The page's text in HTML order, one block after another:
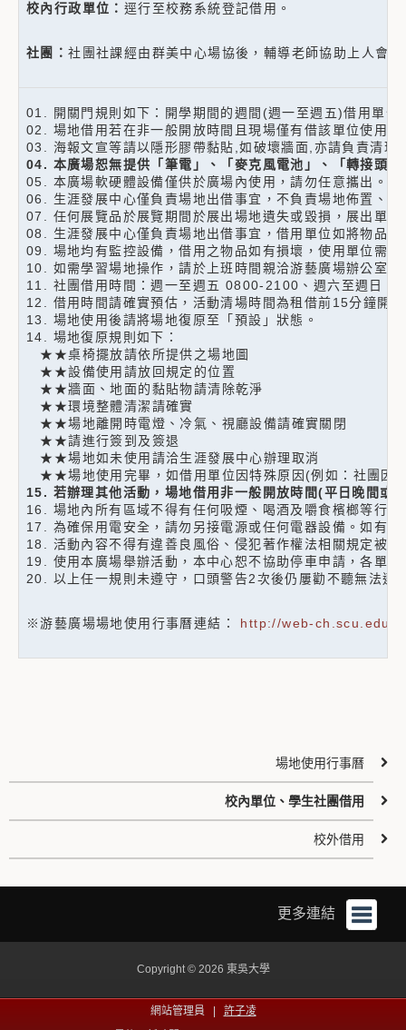
校內行政單位： 逕行至校務系統登記借用。
社團：社團社課經由群美中心場協後，輔導老師協助上人會
01. 開關門規則如下：開學期間的週間(週一至週五)借用單
02. 場地借用若在非一般開放時間且現場僅有借該單位使用
03. 海報文宣等請以隱形膠帶黏貼,如破壞牆面,亦請負責清理
04. 本廣場恕無提供「筆電」、「麥克風電池」、「轉接頭
05. 本廣場軟硬體設備僅供於廣場內使用，請勿任意攜出。
06. 生涯發展中心僅負責場地出借事宜，不負責場地佈置、
07. 任何展覽品於展覽期間於展出場地遺失或毀損，展出單
08. 生涯發展中心僅負責場地出借事宜，借用單位如將物品
09. 場地均有監控設備，借用之物品如有損壞，使用單位需
10. 如需學習場地操作，請於上班時間親洽游藝廣場辦公室。
11. 社團借用時間：週一至週五 0800-2100、週六至週日
12. 借用時間請確實預估，活動清場時間為租借前15分鐘開
13. 場地使用後請將場地復原至「預設」狀態。
14. 場地復原規則如下：
★★桌椅擺放請依所提供之場地圖
★★設備使用請放回規定的位置
★★牆面、地面的黏貼物請清除乾淨
★★環境整體清潔請確實
★★場地離開時電燈、冷氣、視廳設備請確實關閉
★★請進行簽到及簽退
★★場地如未使用請洽生涯發展中心辦理取消
★★場地使用完畢，如借用單位因特殊原因(例如：社團因
15. 若辦理其他活動，場地借用非一般開放時間(平日晚間或
16. 場地內所有區域不得有任何吸煙、喝酒及嚼食檳榔等行
17. 為確保用電安全，請勿另接電源或任何電器設備。如有
18. 活動內容不得有違善良風俗、侵犯著作權法相關規定被
19. 使用本廣場舉辦活動，本中心恕不協助停車申請，各單
20. 以上任一規則未遵守，口頭警告2次後仍屢勸不聽無法遵
※游藝廣場場地使用行事曆連結： http://web-
場地使用行事曆
校內單位、學生社團借用
校外借用
更多連結
Copyright © 2026 東吳大學
網站管理員 | 許子凌